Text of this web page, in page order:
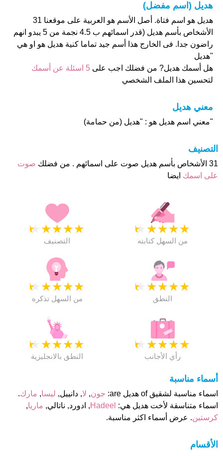
هديل (اسم مفضل)
هديل هو اسم فتاة. أصل الأسم هو العربية على موقعنا 31
الأشخاص بأسم هديل (قدر اسمائهم ب 4.5 نجمة من 5 يبدو انهم
راضون جدا. فى الخارج هذا أسم جيد تماما كنية هديل هو او هي
"هديل
هل أسمك هديل? من فضلك اجب على 5 اسئلة عن أسمك
لتحسين هذا الملف الشخصي
معني هديل
"معني اسم هديل هو : "هديل (من حمامة)
التصنيف
31 الأشخاص بأسم هديل صوت على اسمائهم . من فضلك
صوت
على اسمك ايضا
★
★
★
★
★
التصنيف
★
★
★
★
★
من السهل كتابته
★
★
★
★
★
من السهل تذكره
★
★
★
★
★
النطق
★
★
★
★
★
النطق بالانجليزية
★
★
★
★
★
رأي الأجانب
أسماء مناسبة
اسماء مناسبة لشقيق of هديل are: جون, لا, دانييل, ليسا, مارك.
اسماء متناسقة لأخت هديل هي: Hadeel, ادورد, ناتالي, ماريا,
كرستين. عرض أسماء اكثر مناسبة.
الأقسام